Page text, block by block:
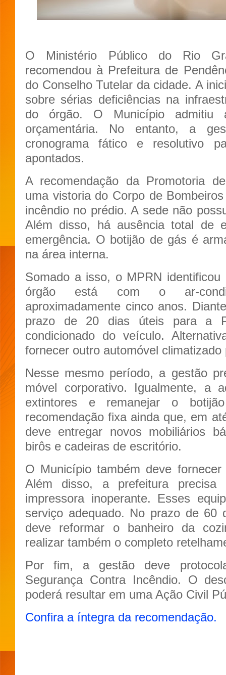
O Ministério Público do Rio
recomendou à Prefeitura de
do Conselho Tutelar da cidade. A
sobre sérias deficiências na
do órgão. O Município admitiu
orçamentária. No entanto, a
cronograma fático e resolutivo
apontados.
A recomendação da Promotoria
uma vistoria do Corpo de
incêndio no prédio. A sede não
Além disso, há ausência total de
emergência. O botijão de gás é
na área interna.
Somado a isso, o MPRN
órgão está com o ar-
aproximadamente cinco anos.
prazo de 20 dias úteis para a
condicionado do veículo.
fornecer outro automóvel
Nesse mesmo período, a gestão
móvel corporativo. Igualmente, a
extintores e remanejar o
recomendação fixa ainda que, em
deve entregar novos mobiliários
birôs e cadeiras de escritório.
O Município também deve
Além disso, a prefeitura precisa
impressora inoperante. Esses
serviço adequado. No prazo de 60
deve reformar o banheiro da
realizar também o completo
Por fim, a gestão deve
Segurança Contra Incêndio. O
poderá resultar em uma Ação Civil
Confira a íntegra da recomendação.